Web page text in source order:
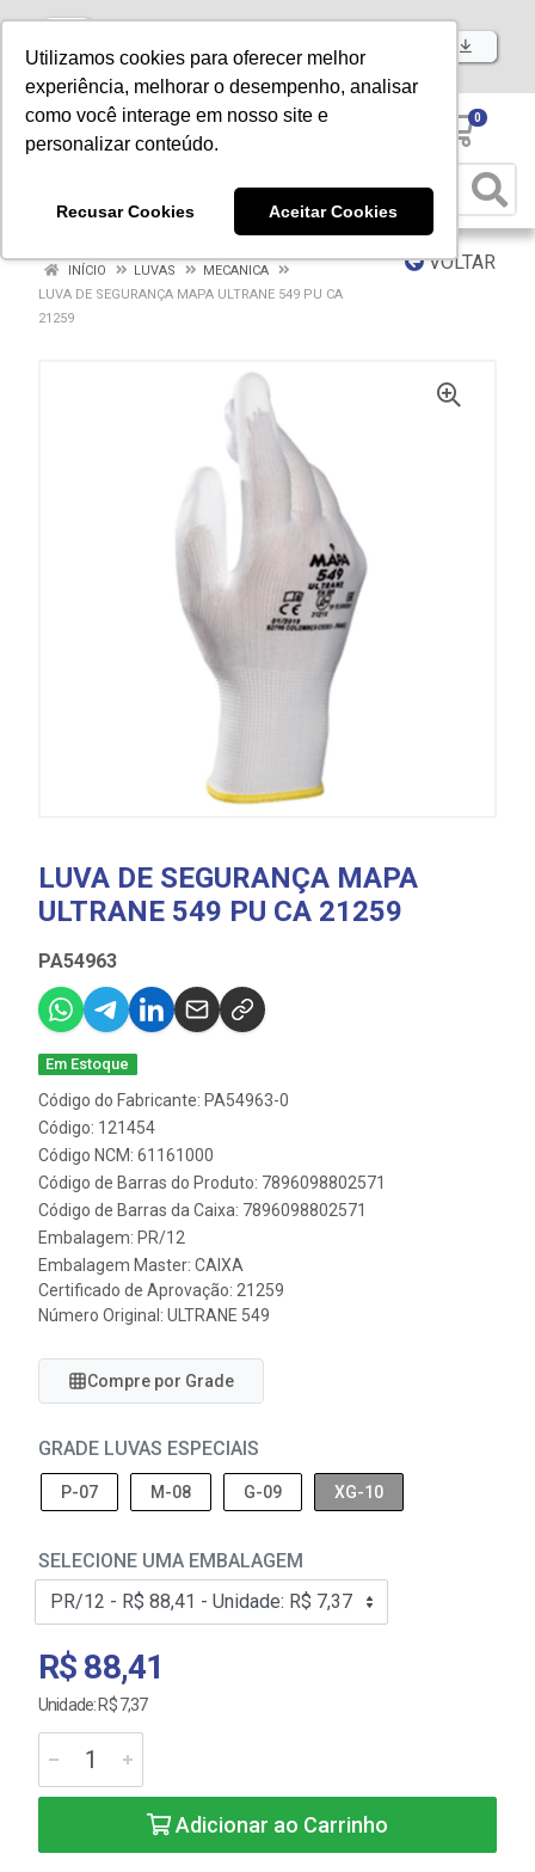
Utilizamos cookies para oferecer melhor
experiência, melhorar o desempenho, analisar
como você interage em nosso site e
personalizar conteúdo.
Recusar Cookies Aceitar Cookies
Baixe já nosso APP
0
VOLTAR
INÍCIO LUVAS
MECANICA
LUVA DE SEGURANÇA MAPA ULTRANE 549 PU CA
21259
LUVA DE SEGURANÇA MAPA
ULTRANE 549 PU CA 21259
PA54963
Em Estoque
Código do Fabricante: PA54963-0
Código: 121454
Código NCM: 61161000
Código de Barras do Produto: 7896098802571
Código de Barras da Caixa: 7896098802571
Embalagem: PR/12
Embalagem Master: CAIXA
Certificado de Aprovação: 21259
Número Original: ULTRANE 549
Compre por Grade
GRADE LUVAS ESPECIAIS
P-07 M-08 G-09 XG-10
SELECIONE UMA EMBALAGEM
R$ 88,41
Unidade: R$ 7,37
Adicionar ao Carrinho